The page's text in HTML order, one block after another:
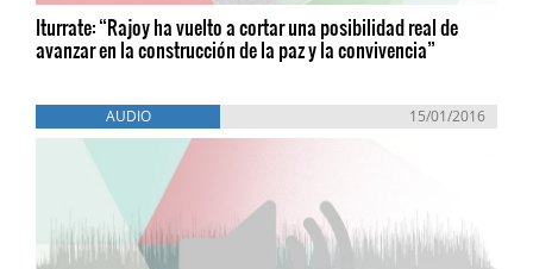
Iturrate: “Rajoy ha vuelto a cortar una posibilidad real de
avanzar en la construcción de la paz y la convivencia”
AUDIO 15/01/2016